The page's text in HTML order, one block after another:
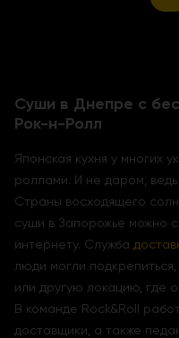
Суши в Днепре с
Рок-н-Ролл
Японская кухня у многих
роллами. И не даром,
Страны восходящего
суши в Запорожье можно
интернету. Служба
люди могли
или другую локацию, где
В команде Rock&Roll
доставщики, а также